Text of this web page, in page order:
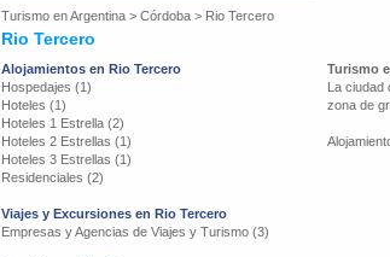
Turismo enArgentina > Córdoba > Rio Tercero
Rio Tercero
Alojamientos en Rio Tercero
Hospedajes (1)
Hoteles (1)
Hoteles 1 Estrella (2)
Hoteles 2 Estrellas (1)
Hoteles 3 Estrellas (1)
Residenciales (2)
Viajes y Excursiones en Rio Tercero
Empresas y Agencias de Viajes y Turismo (3)
Turismo
La ciudad
zona de